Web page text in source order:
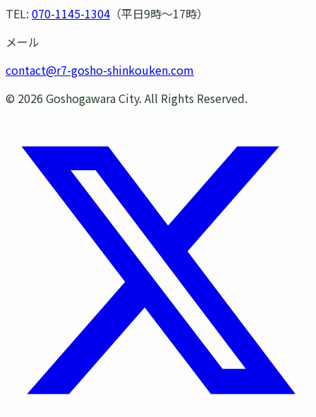
TEL: 070-1145-1304 （平日9時〜17時）
メール
contact@r7-gosho-shinkouken.com
© 2026 Goshogawara City. All Rights Reserved.